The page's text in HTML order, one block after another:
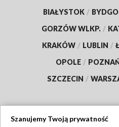
BIAŁYSTOK /
GORZÓW WLKP. /
KRAKÓW / LUBLIN /
OPOLE /
SZCZECIN /
Szanujemy Twoją prywatność